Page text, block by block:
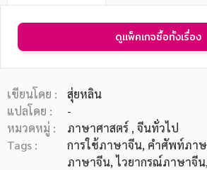
หมวดหมู่หนังสือ
ดูแพ็คเกจซื้อทั้งเรื่อง
เขียนโดย :
สุ่ยหลิน
แปลโดย :
-
หมวดหมู่ :
ภาษาศาสตร์ , จีนทั่วไป
Tags :
การใช้ภาษาจีน, คำศัพท์ภา
ภาษาจีน, ไวยากรณ์ภาษาจีน,